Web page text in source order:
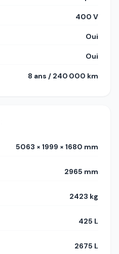
400 V
Oui
Oui
8 ans / 240 000 km
5063 × 1999 × 1680 mm
2965 mm
2423 kg
425 L
2675 L